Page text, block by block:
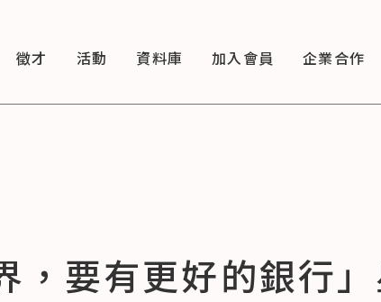
徵才 活動 資料庫 加入會員 企業合作
，要有更好的銀行